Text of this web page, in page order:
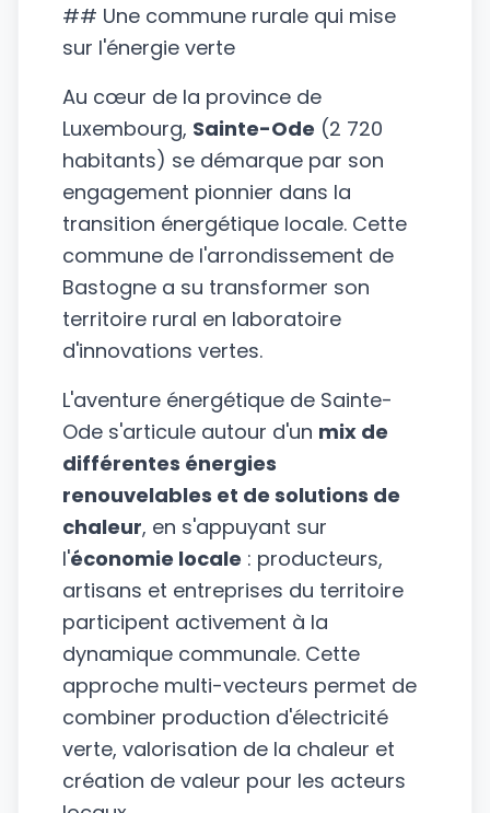
## Une commune rurale qui mise
sur l'énergie verte
Au cœur de la province de
Luxembourg, Sainte-Ode (2 720
habitants) se démarque par son
engagement pionnier dans la
transition énergétique locale. Cette
commune de l'arrondissement de
Bastogne a su transformer son
territoire rural en laboratoire
d'innovations vertes.
L'aventure énergétique de Sainte-
Ode s'articule autour d'un mix de
différentes énergies
renouvelables et de solutions de
chaleur, en s'appuyant sur
l'économie locale : producteurs,
artisans et entreprises du territoire
participent activement à la
dynamique communale. Cette
approche multi-vecteurs permet de
combiner production d'électricité
verte, valorisation de la chaleur et
création de valeur pour les acteurs